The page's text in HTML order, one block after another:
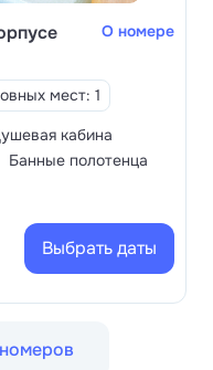
О номере
мест: 1
кабина
Банные полотенца
Выбрать даты